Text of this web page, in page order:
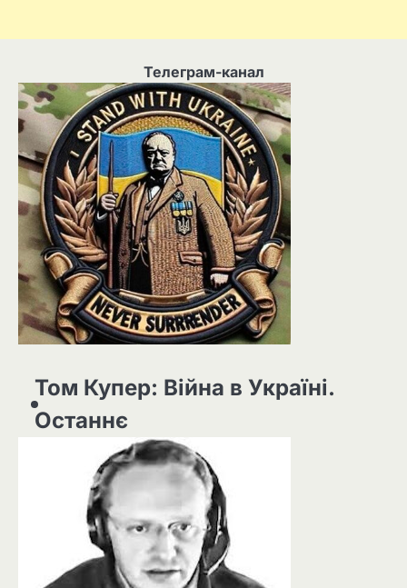
Телеграм-канал
Том Купер: Війна в Україні.
Останнє